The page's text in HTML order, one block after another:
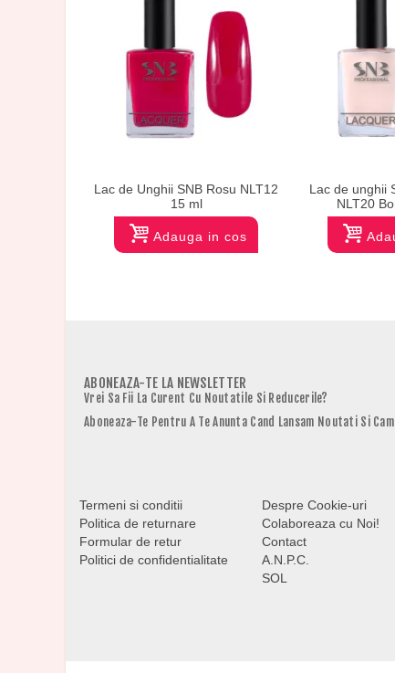
Lac de Unghii SNB Rosu NLT12
15 ml
Adauga in cos
Lac de unghii
NLT20
ABONEAZA-TE LA NEWSLETTER
Vrei Sa Fii La Curent Cu Noutatile Si Reducerile?
Aboneaza-Te Pentru A Te Anunta Cand Lansam Noutati Si
Termeni si conditii
Politica de returnare
Formular de retur
Politici de confidentialitate
Despre Cookie-uri
Colaboreaza cu Noi!
Contact
A.N.P.C.
SOL